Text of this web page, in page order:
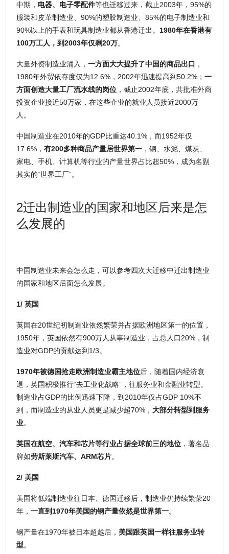
中期， 电器、电子零配件等也迁移过来，截止2003年，95%的
服装和皮革制造业、90%的塑胶制造业、85%的电子制造业和
90%以上的手表和玩具制造业都从香港迁出。 1980年在香港有
100万工人，到2003年仅剩20万。
大量外资制造业涌入，一方面大大提升了中国的商品出口 ，
1980年外贸依存度仅为12.6%，2002年迅速提高到50.2%；一
方面创造大量工厂流水线的岗位 ，截止2002年底，共批准外商
投资企业接近50万家，在这些企业的就业人员接近2000万
人。
中国制造业在2010年的GDP比重达40.1%，而1952年仅
17.6%，有200多种商品产量居世界第一 ，钢、水泥、煤炭、
家电、手机、计算机等行业的产量世界占比超50%，成为名副
其实的“世界工厂”。
2迁出制造业的国家和地区后来是怎
么发展的
中国制造业未来会怎么走，可以参考四次大迁移中迁出制造业
的国家和地区后面怎么发展。
1/ 英国
英国在20世纪初制造业依然繁荣并占据欧洲地区第一的位置，
1950年，英国依然有900万人从事制造业，占总人口20%，制
造业对GDP的贡献达到1/3。
1970年被德国抢走欧洲制造业霸主地位后，随着国内经济衰
退，英国积极推行“去工业化战略”，往服务业和金融业转型。
制造业占GDP的比例迅速下降，到2010年仅占GDP 10%不
到，而制造业的从业人员更是减少超70%， 大部分转型到服务
业。
英国在航空、汽车和芯片等行业占据全球前三的地位 ，著名品
牌如劳斯莱斯汽车、ARM芯片。
2/ 美国
美国将低端制造业往日本、德国迁移后，制造业仍持续繁荣20
年，一直到1970年美国的钢产量依然是世界第一。
钢产量在1970年被日本超越后，美国跟英国一样往服务业转
型。